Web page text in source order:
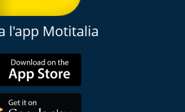
l'app Motitalia